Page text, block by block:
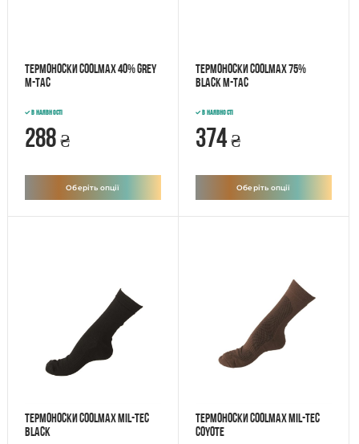
Термоноски Coolmax 40% Grey
M-Tac
В наявності
288 ₴
Оберіть опції
Термоноски Coolmax 75%
Black M-Tac
В наявності
374₴
Оберіть опції
Термоноски Coolmax Mil-Tec
black
Термоноски Coolmax Mil-Tec
COYOTE